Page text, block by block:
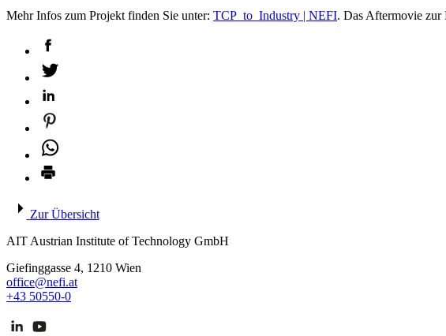
Mehr Infos zum Projekt finden Sie unter: TCP_to_Industry | NEFI. Das Aftermovie zur
Zur Übersicht
AIT Austrian Institute of Technology GmbH
Giefinggasse 4, 1210 Wien
office@nefi.at
+43 50550-0